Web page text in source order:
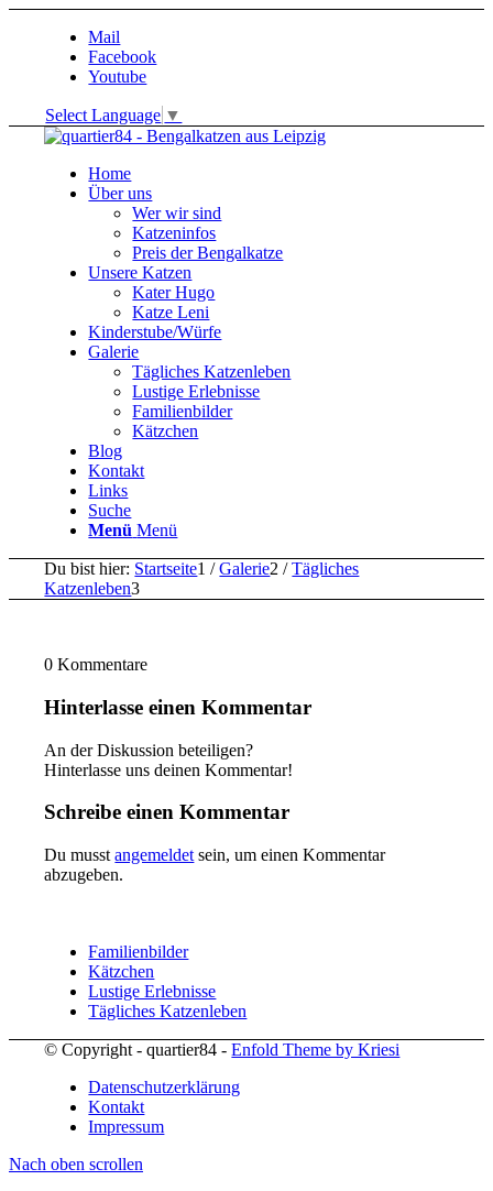
Mail
Facebook
Youtube
Select Language ▼
Home
Über uns
Wer wir sind
Katzeninfos
Preis der Bengalkatze
Unsere Katzen
Kater Hugo
Katze Leni
Kinderstube/Würfe
Galerie
Tägliches Katzenleben
Lustige Erlebnisse
Familienbilder
Kätzchen
Blog
Kontakt
Links
Suche
Menü Menü
Du bist hier: Startseite1 / Galerie2 / Tägliches
Katzenleben3
0 Kommentare
Hinterlasse einen Kommentar
An der Diskussion beteiligen?
Hinterlasse uns deinen Kommentar!
Schreibe einen Kommentar
Du musstangemeldet sein, um einen Kommentar
abzugeben.
Familienbilder
Kätzchen
Lustige Erlebnisse
Tägliches Katzenleben
© Copyright - quartier84 -Enfold Theme by Kriesi
Datenschutzerklärung
Kontakt
Impressum
Nach oben scrollen